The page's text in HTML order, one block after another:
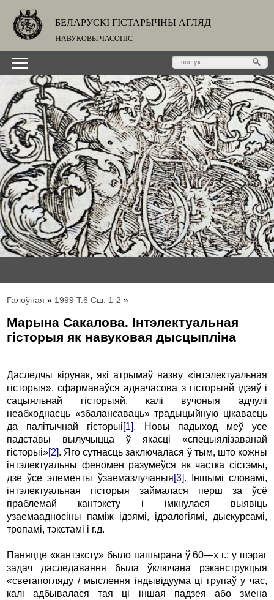
БЕЛАРУСКІ ГІСТАРЫЧНЫ АГЛЯД
НАВУКОВЫ ЧАСОПІС
Галоўная » 1999 Т.6 Сш. 1-2 »
Марына Сакалова. Інтэлектуальная
гісторыя як навуковая дысцыпліна
Даследчы кірунак, які атрымаў назву «інтэлектуальная
гісторыя», сфармаваўся адначасова з гісторыяй ідэяў і
сацыяльнай гісторыяй, калі вучоныя адчулі
неабходнасць «збалансаваць» традыцыйную цікавасць
да палітычнай гісторыі[1]. Новы падыход меў усе
падставы вылучыцца ў якасці «спецыялізаванай
гісторыі»[2]. Яго сутнасць заключалася ў тым, што кожны
інтэлектуальны феномен разумеўся як частка сістэмы,
дзе ўсе элементы ўзаемазлучаныя[3]. Іншымі словамі,
інтэлектуальная гісторыя займалася перш за ўсё
праблемай кантэксту і імкнулася выявіць
узаемаадносіны паміж ідэямі, ідэалогіямі, дыскурсамі,
тропамі, тэкстамі і г.д.
Паняцце «кантэксту» было пашырана ў 60—х г.: у шэраг
задач даследавання была ўключана рэканструкцыя
«светапогляду / мыслення індывідуума ці групаў у час,
калі адбывалася тая ці іншая падзея або змена